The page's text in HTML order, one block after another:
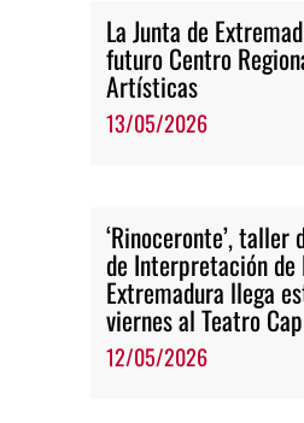
La Junta de
futuro Centro
Artísticas
13/05/2026
‘Rinoceronte’, taller
de Interpretación de
Extremadura llega
viernes al Teatro
12/05/2026